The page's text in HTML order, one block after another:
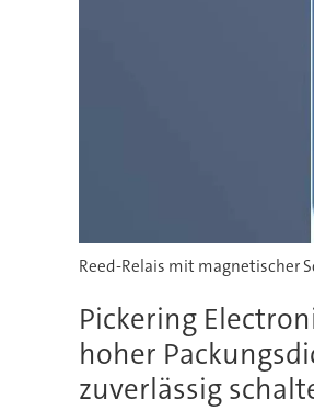
Reed-Relais mit magnetischer
Pickering
hoher
zuverlässig